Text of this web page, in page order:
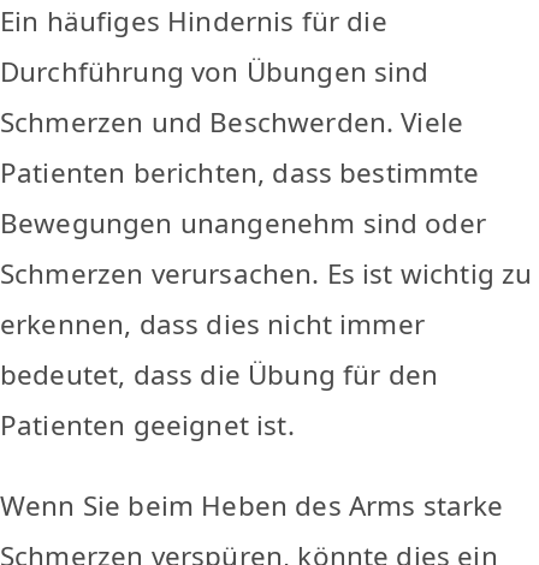
Ein häufiges Hindernis für die
Durchführung von Übungen sind
Schmerzen und Beschwerden. Viele
Patienten berichten, dass bestimmte
Bewegungen unangenehm sind oder
Schmerzen verursachen. Es ist wichtig zu
erkennen, dass dies nicht immer
bedeutet, dass die Übung für den
Patienten geeignet ist.
Wenn Sie beim Heben des Arms starke
Schmerzen verspüren, könnte dies ein